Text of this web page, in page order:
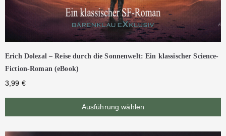
Erich Dolezal – Reise durch die Sonnenwelt: Ein klassischer Science-
Fiction-Roman (eBook)
3,99 €
Ausführung wählen